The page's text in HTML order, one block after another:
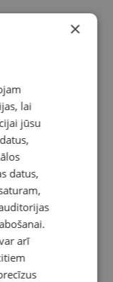
×
lai
jūsu
datus,
arī